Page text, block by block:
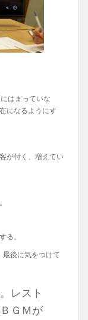
はまっていな
になるようにす
が付く、増えてい
る。
最後に気をつけて
レスト
ＧＭが